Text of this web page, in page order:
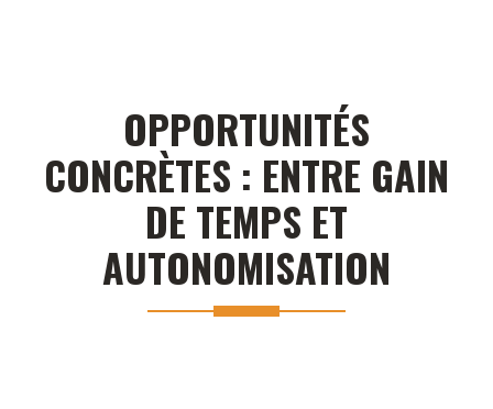
OPPORTUNITÉS
CONCRÈTES : ENTRE GAIN
DE TEMPS ET
AUTONOMISATION